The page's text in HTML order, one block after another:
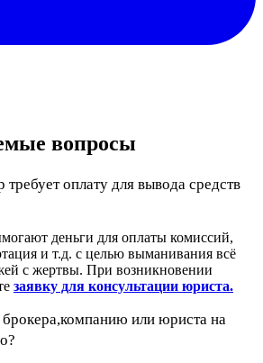
вопросы
оплату для вывода средств
деньги для оплаты комиссий,
и т.д. с целью выманивания всё
с жертвы. При возникновении
заявку для консультации юриста.
брокера,компанию или юриста на